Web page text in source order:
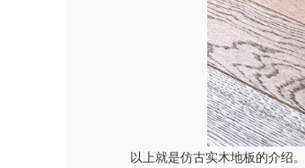
以上就是仿古实木地板的介绍。